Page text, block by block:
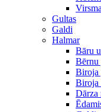
Gultas
Galdi
Halmar
Bāru
Bērnu
Biroja
Biroja
Dārza